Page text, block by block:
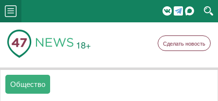
18+ Сделать новость
Общество